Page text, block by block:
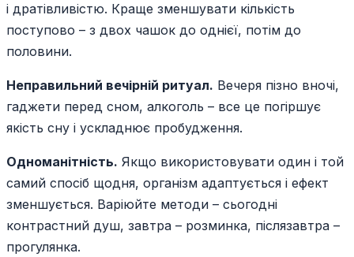
і дратівливістю. Краще зменшувати кількість
поступово – з двох чашок до однієї, потім до
половини.
Неправильний вечірній ритуал. Вечеря пізно вночі,
гаджети перед сном, алкоголь – все це погіршує
якість сну і ускладнює пробудження.
Одноманітність. Якщо використовувати один і той
самий спосіб щодня, організм адаптується і ефект
зменшується. Варіюйте методи – сьогодні
контрастний душ, завтра – розминка, післязавтра –
прогулянка.